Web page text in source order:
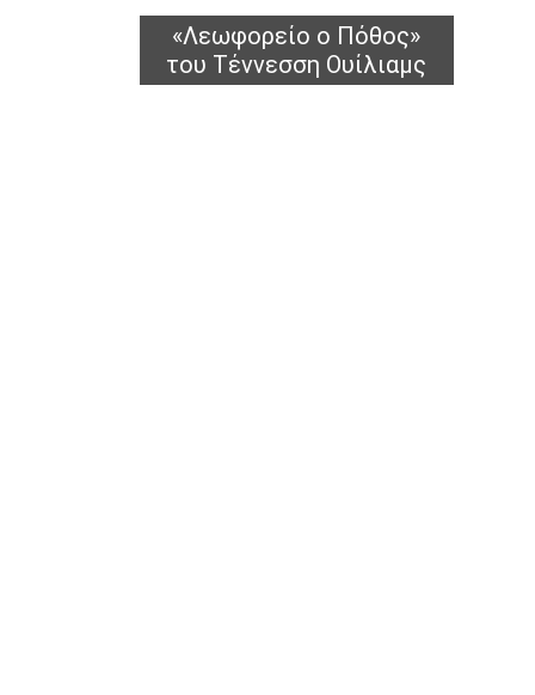
«Λεωφορείο ο Πόθος»
του Τέννεσση Ουίλιαμς